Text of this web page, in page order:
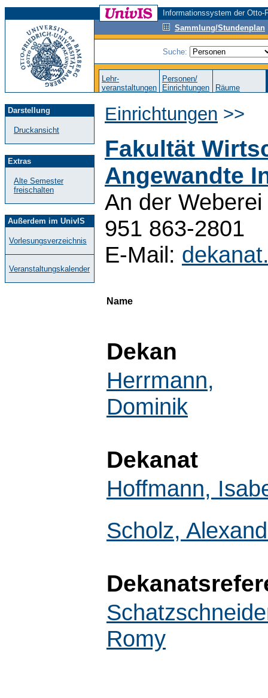
Informationssystem der
Sammlung/Stundenplan
Suche:
Lehr-
veranstaltungen
Personen/
Einrichtungen
Räume
Darstellung
Druckansicht
Extras
Alte Semester
freischalten
Außerdem im UnivIS
Vorlesungsverzeichnis
Veranstaltungskalender
Einrichtungen >>
Fakultät
Angewandte
An der
951 863-2801
E-Mail:
Name
Dekan
Herrmann,
Dominik
Dekanat
Hoffmann,
Scholz,
Romy